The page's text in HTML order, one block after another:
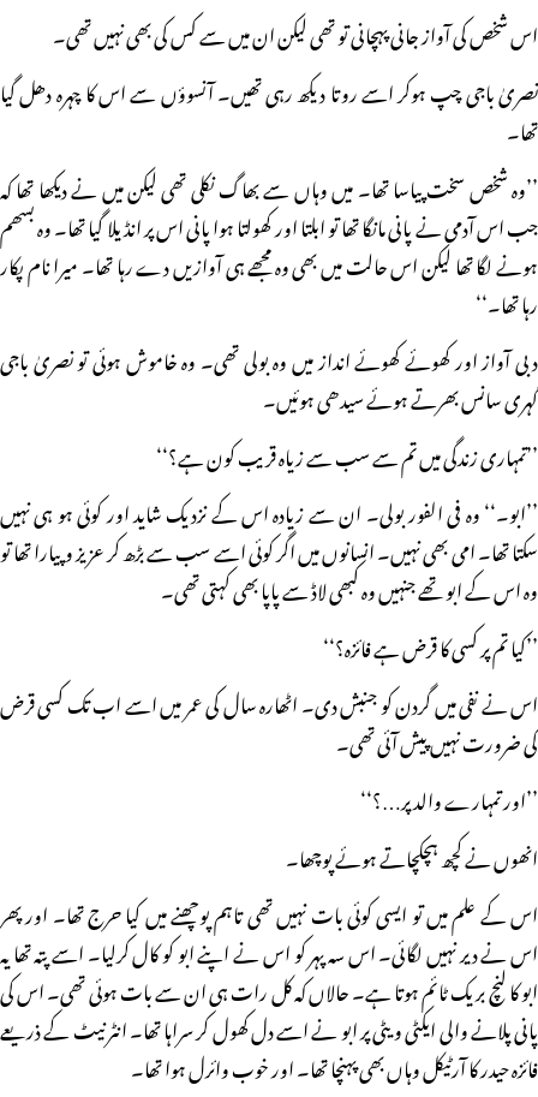
اس شخص کی آواز جانی پہچانی تو تھی لیکن ان میں سے کس کی بھی نہیں تھی۔
نصریٰ باجی چپ ہوکر اسے روتا دیکھ رہی تھیں۔ آنسوؤں سے اس کا چہرہ دھل گیا
تھا۔
’’وہ شخص سخت پیاسا تھا۔ میں وہاں سے بھاگ نکلی تھی لیکن میں نے دیکھا تھا کہ
جب اس آدمی نے پانی مانگا تھا تو ابلتا اور کھولتا ہوا پانی اس پر انڈیلا گیا تھا۔ وہ بسھم
ہونے لگا تھا لیکن اس حالت میں بھی وہ مجھے ہی آوازیں دے رہا تھا۔ میرا نام پکار
رہا تھا۔‘‘
دبی آواز اور کھوئے کھوئے انداز میں وہ بولی تھی۔ وہ خاموش ہوئی تو نصریٰ باجی
گہری سانس بھرتے ہوئے سیدھی ہوئیں۔
’’تمہاری زندگی میں تم سے سب سے زیاہ قریب کون ہے؟‘‘
’’ابو۔‘‘ وہ فی الفور بولی۔ ان سے زیادہ اس کے نزدیک شاید اور کوئی ہو ہی نہیں
سکتا تھا۔ امی بھی نہیں۔ انسانوں میں اگر کوئی اسے سب سے بڑھ کر عزیز و پیارا تھا تو
وہ اس کے ابو تھے جنہیں وہ کبھی لاڈ سے پاپا بھی کہتی تھی۔
’’کیا تم پر کسی کا قرض ہے فائزہ؟‘‘
اس نے نفی میں گردن کو جنبش دی۔ اٹھارہ سال کی عمر میں اسے اب تک کسی قرض
کی ضرورت نہیں پیش آئی تھی۔
’’اور تمہارے والد پر…؟‘‘
انھوں نے کچھ ہچکچاتے ہوئے پوچھا۔
اس کے علم میں تو ایسی کوئی بات نہیں تھی تاہم پوچھنے میں کیا حرج تھا۔ اور پھر
اس نے دیر نہیں لگائی۔ اس سہ پہر کو اس نے اپنے ابو کو کال کرلیا۔ اسے پتہ تھا یہ
ابو کا لنچ بریک ٹائم ہوتا ہے۔ حالاں کہ کل رات ہی ان سے بات ہوئی تھی۔ اس کی
پانی پلانے والی ایکٹی ویٹی پر ابو نے اسے دل کھول کر سراہا تھا۔ انٹرنیٹ کے ذریعے
فائزہ حیدر کا آرٹیکل وہاں بھی پہنچا تھا۔ اور خوب وائرل ہوا تھا۔